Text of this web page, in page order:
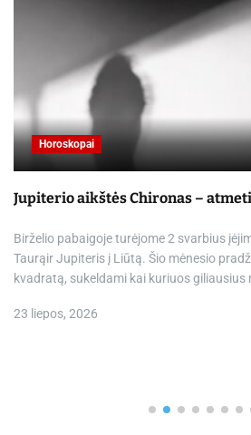
Horoskopai
Jupiterio aikštės Chironas –
Birželio pabaigoje turėjome 2 svarbius
Taurąir Jupiteris į Liūtą. Šio mėnesio
kvadratą, sukeldami kai kuriuos giliausius
23 liepos, 2026